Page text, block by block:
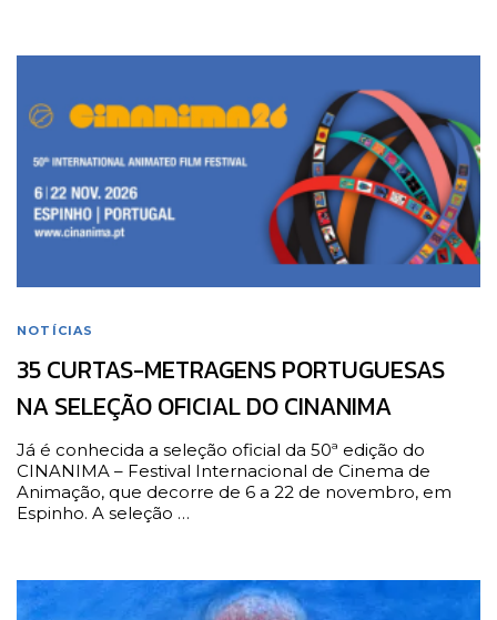
NOTÍCIAS
35 CURTAS-METRAGENS PORTUGUESAS
NA SELEÇÃO OFICIAL DO CINANIMA
Já é conhecida a seleção oficial da 50ª edição do
CINANIMA – Festival Internacional de Cinema de
Animação, que decorre de 6 a 22 de novembro, em
Espinho. A seleção …